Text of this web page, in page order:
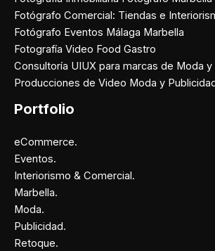
Fotógrafo Comercial: Tiendas e
Fotógrafo Eventos Málaga Marbella
Fotografía Video Food Gastro
Consultoría UIUX para marcas de Moda
Producciones de Video Moda y
Portfolio
eCommerce.
Eventos.
Interiorismo & Comercial.
Marbella.
Moda.
Publicidad.
Retoque.